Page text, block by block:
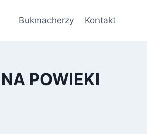
Bukmacherzy Kontakt
POWIEKI